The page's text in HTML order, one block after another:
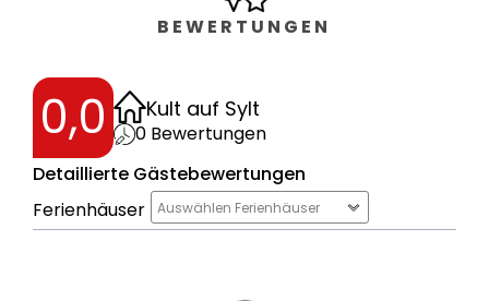
BEWERTUNGEN
0,0 Kult auf Sylt
0 Bewertungen
Detaillierte Gästebewertungen
Ferienhäuser
Auswählen Ferienhäuser